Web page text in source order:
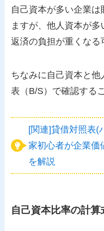
自己資本が多い企業
ますが、他人資本が
返済の負担が重くなる
ちなみに自己資本と
表（B/S）で確認する
[関連]貸借対照表(
家初心者が企業価
を解説
自己資本比率の計